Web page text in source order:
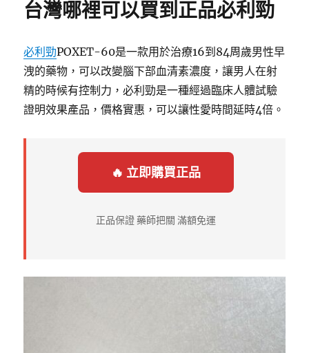
台灣哪裡可以買到正品必利勁
必利勁POXET-60是一款用於治療16到84周歲男性早
洩的藥物，可以改變腦下部血清素濃度，讓男人在射
精的時候有控制力，必利勁是一種經過臨床人體試驗
證明效果產品，價格實惠，可以讓性愛時間延時4倍。
🔥 立即購買正品
正品保證 藥師把關 滿額免運